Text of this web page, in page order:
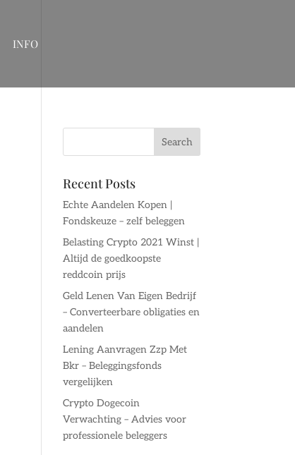
INFO
Recent Posts
Echte Aandelen Kopen |
Fondskeuze – zelf beleggen
Belasting Crypto 2021 Winst |
Altijd de goedkoopste
reddcoin prijs
Geld Lenen Van Eigen Bedrijf
– Converteerbare obligaties en
aandelen
Lening Aanvragen Zzp Met
Bkr – Beleggingsfonds
vergelijken
Crypto Dogecoin
Verwachting – Advies voor
professionele beleggers